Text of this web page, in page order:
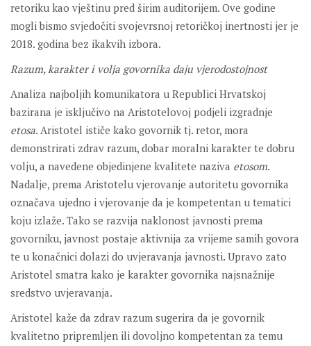
retoriku kao vještinu pred širim auditorijem. Ove godine
mogli bismo svjedočiti svojevrsnoj retoričkoj inertnosti jer je
2018. godina bez ikakvih izbora.
Razum, karakter i volja govornika daju vjerodostojnost
Analiza najboljih komunikatora u Republici Hrvatskoj
bazirana je isključivo na Aristotelovoj podjeli izgradnje
etosa. Aristotel ističe kako govornik tj. retor, mora
demonstrirati zdrav razum, dobar moralni karakter te dobru
volju, a navedene objedinjene kvalitete naziva etosom.
Nadalje, prema Aristotelu vjerovanje autoritetu govornika
označava ujedno i vjerovanje da je kompetentan u tematici
koju izlaže. Tako se razvija naklonost javnosti prema
govorniku, javnost postaje aktivnija za vrijeme samih govora
te u konačnici dolazi do uvjeravanja javnosti. Upravo zato
Aristotel smatra kako je karakter govornika najsnažnije
sredstvo uvjeravanja.
Aristotel kaže da zdrav razum sugerira da je govornik
kvalitetno pripremljen ili dovoljno kompetentan za temu